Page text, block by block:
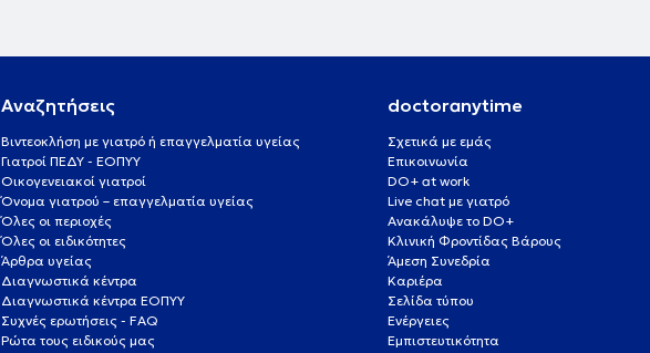
Αναζητήσεις
Βιντεοκλήση με γιατρό ή επαγγελματία υγείας
Γιατροί ΠΕΔΥ - ΕΟΠΥΥ
Οικογενειακοί γιατροί
Όνομα γιατρού – επαγγελματία υγείας
Όλες οι περιοχές
Όλες οι ειδικότητες
Άρθρα υγείας
Διαγνωστικά κέντρα
Διαγνωστικά κέντρα ΕΟΠΥΥ
Συχνές ερωτήσεις - FAQ
Ρώτα τους ειδικούς μας
doctoranytime
Σχετικά με εμάς
Επικοινωνία
DO+ at work
Live chat με γιατρό
Ανακάλυψε το DO+
Κλινική Φροντίδας Βάρους
Άμεση Συνεδρία
Καριέρα
Σελίδα τύπου
Ενέργειες
Εμπιστευτικότητα